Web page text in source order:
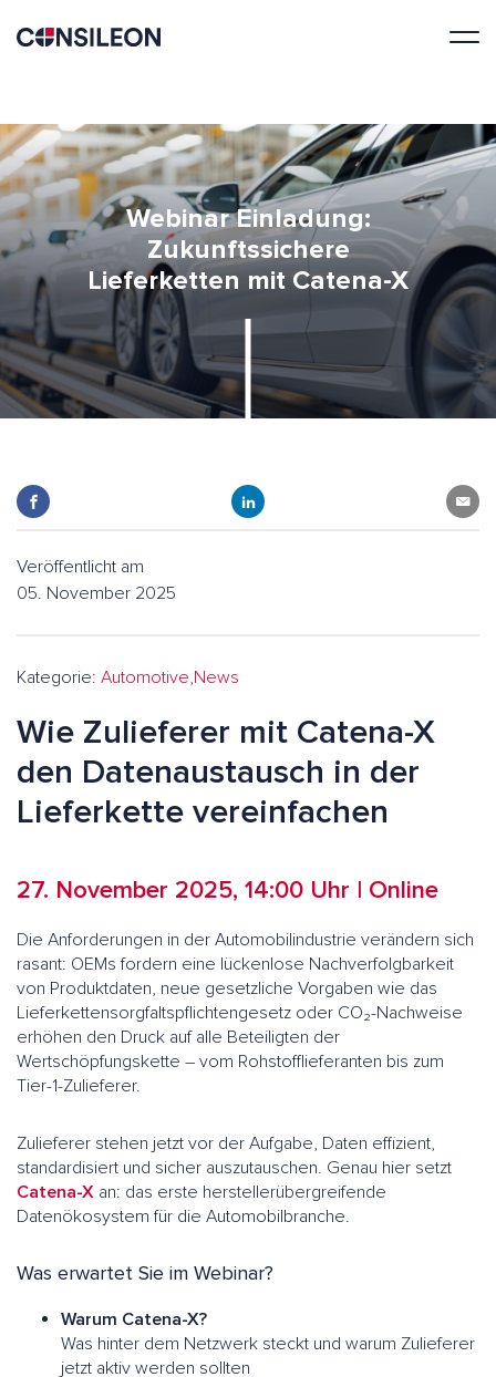
Webinar Einladung:
Zukunftssichere
Lieferketten mit Catena-X
Veröffentlicht am
05. November 2025
Kategorie: Automotive,News
Wie Zulieferer mit Catena-X
den Datenaustausch in der
Lieferkette vereinfachen
27. November 2025, 14:00 Uhr | Online
Die Anforderungen in der Automobilindustrie verändern sich
rasant: OEMs fordern eine lückenlose Nachverfolgbarkeit
von Produktdaten, neue gesetzliche Vorgaben wie das
Lieferkettensorgfaltspflichtengesetz oder CO₂-Nachweise
erhöhen den Druck auf alle Beteiligten der
Wertschöpfungskette – vom Rohstofflieferanten bis zum
Tier-1-Zulieferer.
Zulieferer stehen jetzt vor der Aufgabe, Daten effizient,
standardisiert und sicher auszutauschen. Genau hier setzt
Catena-X an: das erste herstellerübergreifende
Datenökosystem für die Automobilbranche.
Was erwartet Sie im Webinar?
Warum Catena-X?
Was hinter dem Netzwerk steckt und warum Zulieferer
jetzt aktiv werden sollten